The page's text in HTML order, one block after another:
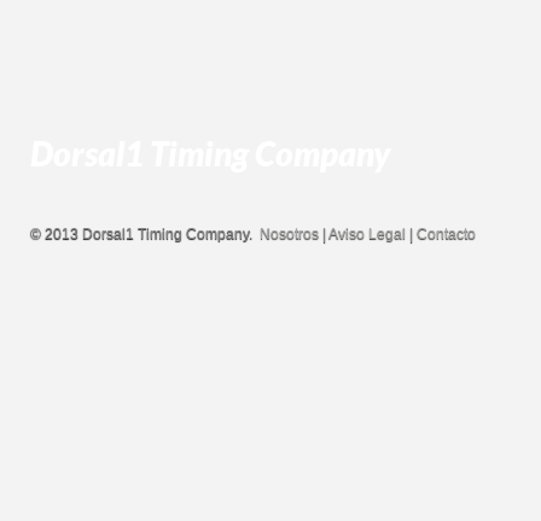
© 2013 Dorsal1 Timing Company. Nosotros |Aviso Legal | Contacto